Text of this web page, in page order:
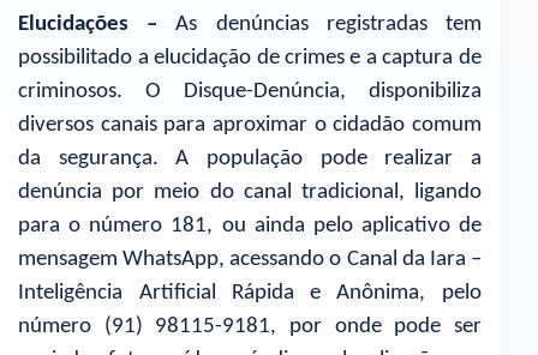
Elucidações – As denúncias registradas tem
possibilitado a elucidação de crimes e a captura de
criminosos. O Disque-Denúncia, disponibiliza
diversos canais para aproximar o cidadão comum
da segurança. A população pode realizar a
denúncia por meio do canal tradicional, ligando
para o número 181, ou ainda pelo aplicativo de
mensagem WhatsApp, acessando o Canal da Iara –
Inteligência Artificial Rápida e Anônima, pelo
número (91) 98115-9181, por onde pode ser